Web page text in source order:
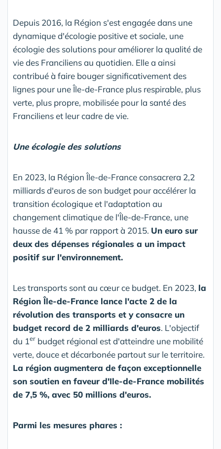
Depuis 2016, la Région s'est engagée dans une
dynamique d'écologie positive et sociale, une
écologie des solutions pour améliorer la qualité de
vie des Franciliens au quotidien. Elle a ainsi
contribué à faire bouger significativement des
lignes pour une Île-de-France plus respirable, plus
verte, plus propre, mobilisée pour la santé des
Franciliens et leur cadre de vie.
Une écologie des solutions
En 2023, la Région Île-de-France consacrera 2,2
milliards d'euros de son budget pour accélérer la
transition écologique et l'adaptation au
changement climatique de l'Île-de-France, une
hausse de 41 % par rapport à 2015. Un euro sur
deux des dépenses régionales a un impact
positif sur l'environnement.
Les transports sont au cœur ce budget. En 2023, la
Région Île-de-France lance l'acte 2 de la
révolution des transports et y consacre un
budget record de 2 milliards d'euros. L'objectif
du 1er budget régional est d'atteindre une mobilité
verte, douce et décarbonée partout sur le territoire.
La région augmentera de façon exceptionnelle
son soutien en faveur d'Ile-de-France mobilités
de 7,5 %, avec 50 millions d'euros.
Parmi les mesures phares :